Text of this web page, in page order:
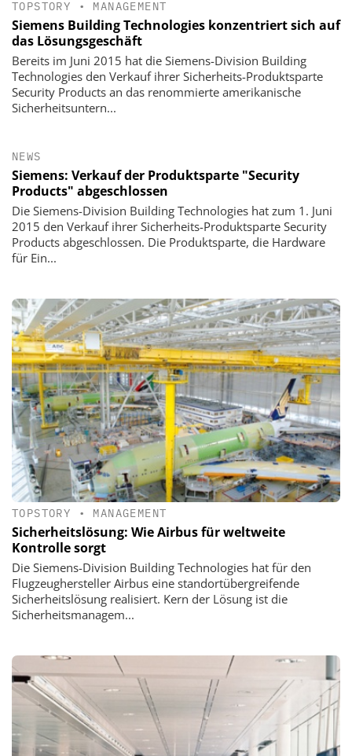
TOPSTORY • MANAGEMENT
Siemens Building Technologies konzentriert sich auf
das Lösungsgeschäft
Bereits im Juni 2015 hat die Siemens-Division Building
Technologies den Verkauf ihrer Sicherheits-Produktsparte
Security Products an das renommierte amerikanische
Sicherheitsuntern...
NEWS
Siemens: Verkauf der Produktsparte "Security
Products" abgeschlossen
Die Siemens-Division Building Technologies hat zum 1. Juni
2015 den Verkauf ihrer Sicherheits-Produktsparte Security
Products abgeschlossen. Die Produktsparte, die Hardware
für Ein...
TOPSTORY • MANAGEMENT
Sicherheitslösung: Wie Airbus für weltweite
Kontrolle sorgt
Die Siemens-Division Building Technologies hat für den
Flugzeughersteller Airbus eine standortübergreifende
Sicherheitslösung realisiert. Kern der Lösung ist die
Sicherheitsmanagem...